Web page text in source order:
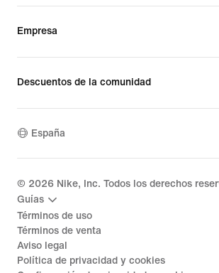
Empresa
Descuentos de la comunidad
España
© 2026 Nike, Inc. Todos los derechos
Guías
Términos de uso
Términos de venta
Aviso legal
Política de privacidad y cookies